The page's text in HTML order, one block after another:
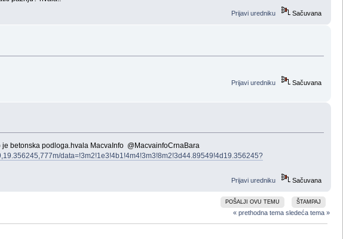
Prijavi uredniku Sačuvana
Prijavi uredniku Sačuvana
betonska podloga.hvala MacvaInfo @MacvainfoCrnaBara
data=!3m2!1e3!4b1!4m4!3m3!8m2!3d44.89549!4d19.356245?
Prijavi uredniku Sačuvana
POŠALJI OVU TEMU ŠTAMPAJ
« prethodna tema sledeća tema »